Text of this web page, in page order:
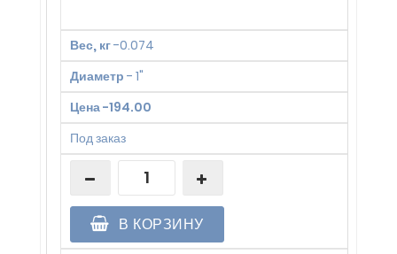
Вес, кг-0.074
Диаметр - 1"
Цена-194.00
Под заказ
В КОРЗИНУ